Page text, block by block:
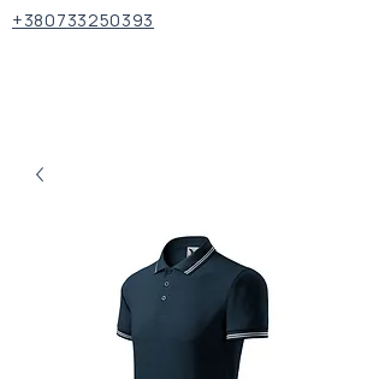
+380733250393